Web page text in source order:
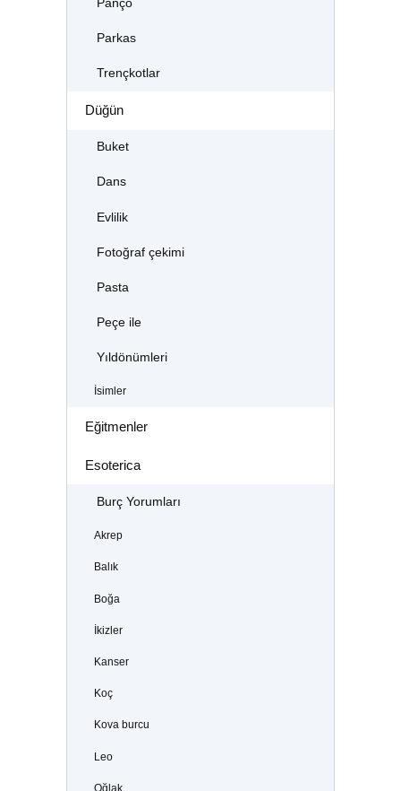
Panço
Parkas
Trençkotlar
Düğün
Buket
Dans
Evlilik
Fotoğraf çekimi
Pasta
Peçe ile
Yıldönümleri
İsimler
Eğitmenler
Esoterica
Burç Yorumları
Akrep
Balık
Boğa
İkizler
Kanser
Koç
Kova burcu
Leo
Oğlak